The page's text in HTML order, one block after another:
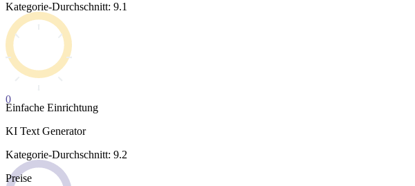
Kategorie-Durchschnitt: 9.1
0
Einfache Einrichtung
KI Text Generator
Kategorie-Durchschnitt: 9.2
Preise